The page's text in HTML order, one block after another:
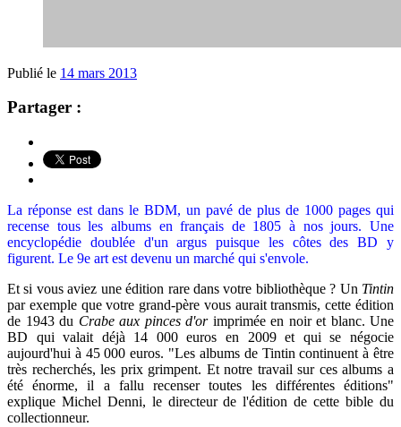
Publié le 14 mars 2013
Partager :
La réponse est dans le BDM, un pavé de plus de 1000 pages qui
recense tous les albums en français de 1805 à nos jours. Une
encyclopédie doublée d'un argus puisque les côtes des BD y
figurent. Le 9e art est devenu un marché qui s'envole.
Et si vous aviez une édition rare dans votre bibliothèque ? Un Tintin
par exemple que votre grand-père vous aurait transmis, cette édition
de 1943 du Crabe aux pinces d'orimprimée en noir et blanc. Une
BD qui valait déjà 14 000 euros en 2009 et qui se négocie
aujourd'hui à 45 000 euros. "Les albums de Tintin continuent à être
très recherchés, les prix grimpent. Et notre travail sur ces albums a
été énorme, il a fallu recenser toutes les différentes éditions"
explique Michel Denni, le directeur de l'édition de cette bible du
collectionneur.